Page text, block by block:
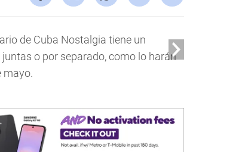
de Cuba Nostalgia tiene un
o por separado, como lo harán
mayo.